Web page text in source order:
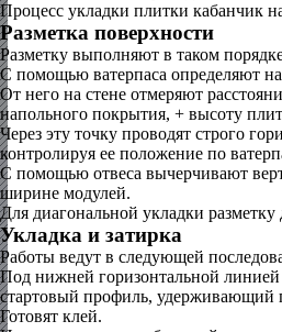
Процесс укладки плитки кабанчик
Разметка поверхности
Разметку выполняют в таком
С помощью ватерпаса определяют
От него на стене отмеряют
напольного покрытия, + высоту
Через эту точку проводят строго
контролируя ее положение по
С помощью отвеса вычерчивают
ширине модулей.
Для диагональной укладки
Укладка и затирка
Работы ведут в следующей
Под нижней горизонтальной
стартовый профиль, удерживающий
Готовят клей.